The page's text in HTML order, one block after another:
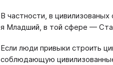
В частности, в
я Младший, в той сфере —
Если люди привыки строить
соблюдающую